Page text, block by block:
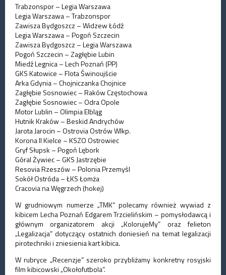
Trabzonspor – Legia Warszawa
Legia Warszawa – Trabzonspor
Zawisza Bydgoszcz – Widzew Łódź
Legia Warszawa – Pogoń Szczecin
Zawisza Bydgoszcz – Legia Warszawa
Pogoń Szczecin – Zagłębie Lubin
Miedź Legnica – Lech Poznań (PP)
GKS Katowice – Flota Świnoujście
Arka Gdynia – Chojniczanka Chojnice
Zagłębie Sosnowiec – Raków Częstochowa
Zagłębie Sosnowiec – Odra Opole
Motor Lublin – Olimpia Elbląg
Hutnik Kraków – Beskid Andrychów
Jarota Jarocin – Ostrovia Ostrów Wlkp.
Korona II Kielce – KSZO Ostrowiec
Gryf Słupsk – Pogoń Lębork
Góral Żywiec – GKS Jastrzębie
Resovia Rzeszów – Polonia Przemyśl
Sokół Ostróda – ŁKS Łomża
Cracovia na Węgrzech (hokej)
W grudniowym numerze „TMK” polecamy również wywiad z
kibicem Lecha Poznań Edgarem Trzcielińskim – pomysłodawcą i
głównym organizatorem akcji „KolorujeMy” oraz felieton
„Legalizacja” dotyczący ostatnich doniesień na temat legalizacji
pirotechniki i zniesienia kart kibica.
W rubryce „Recenzje” szeroko przybliżamy konkretny rosyjski
film kibicowski „Okołofutbola”.